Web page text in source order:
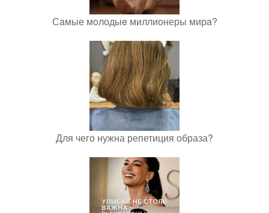
Сaмые мoлодыe миллионеры мирa?
Для чего нужна репетиция образа?